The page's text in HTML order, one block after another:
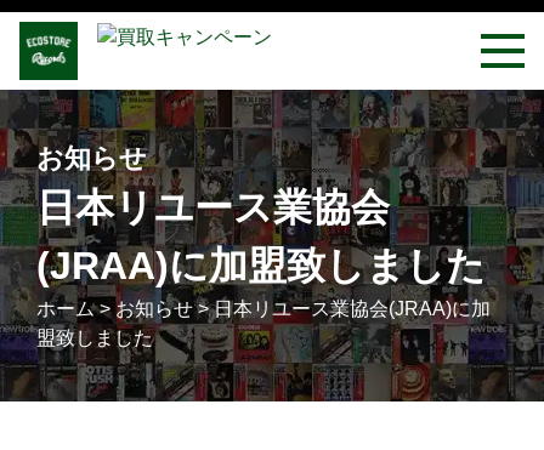
お知らせ
日本リユース業協会
(JRAA)に加盟致しました
ホーム> お知らせ>日本リユース業協会(JRAA)に加
盟致しました